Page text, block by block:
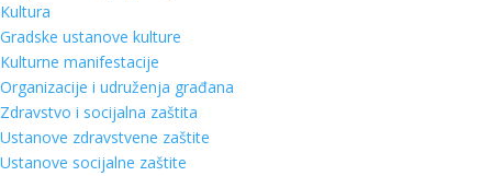
Kultura
Gradske ustanove kulture
Kulturne manifestacije
Organizacije i udruženja građana
Zdravstvo i socijalna zaštita
Ustanove zdravstvene zaštite
Ustanove socijalne zaštite